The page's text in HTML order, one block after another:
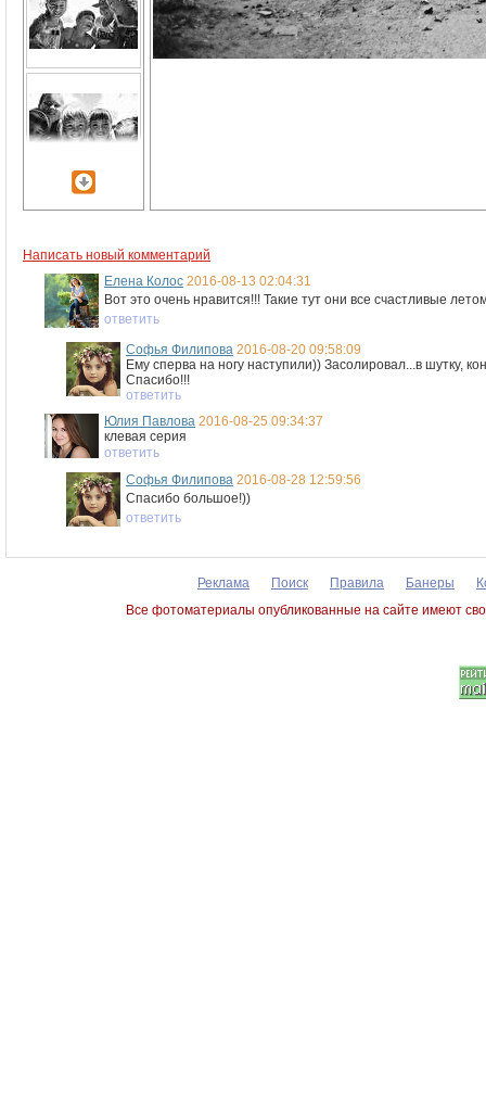
Написать новый комментарий
Елена Колос 2016-08-13 02:04:31
Вот это очень нравится!!! Такие тут они все счастливые
ответить
Софья Филипова 2016-08-20 09:58:09
Ему сперва на ногу наступили)) Засолировал...в шутку,
Спасибо!!!
ответить
Юлия Павлова 2016-08-25 09:34:37
клевая серия
ответить
Софья Филипова 2016-08-28 12:59:56
Спасибо большое!))
ответить
Реклама Поиск Правила Банеры
Все фотоматериалы опубликованные на сайте имеют